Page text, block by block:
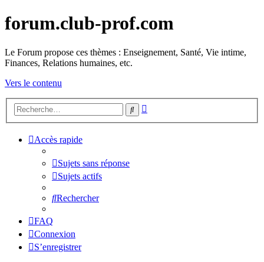
forum.club-prof.com
Le Forum propose ces thèmes : Enseignement, Santé, Vie intime,
Finances, Relations humaines, etc.
Vers le contenu
Rechercher
Accès rapide
Sujets sans réponse
Sujets actifs
Rechercher
FAQ
Connexion
S’enregistrer